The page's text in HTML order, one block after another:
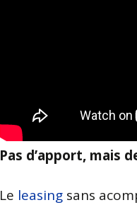
Pas d’apport, mais
Le leasing sans